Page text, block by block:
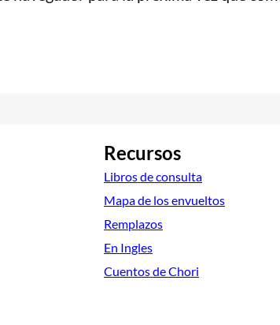
Recursos
Libros de consulta
Mapa de los envueltos
Remplazos
En Ingles
Cuentos de Chori